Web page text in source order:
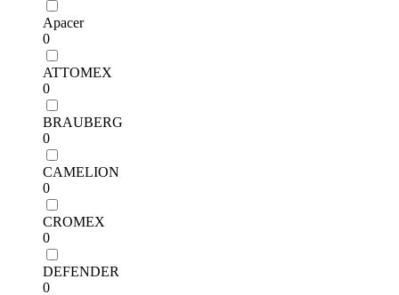
Apacer
0
ATTOMEX
0
BRAUBERG
0
CAMELION
0
CROMEX
0
DEFENDER
0